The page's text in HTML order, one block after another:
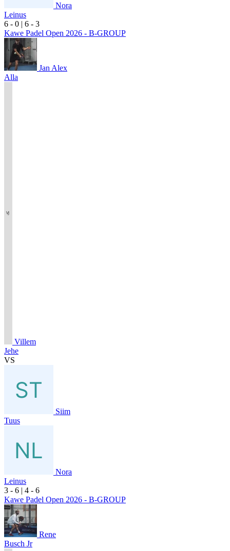
Nora
Leinus
6 - 0 | 6 - 3
Kawe Padel Open 2026 - B-GROUP
Jan Alex
Alla
Villem
Jehe
VS
Siim
Tuus
Nora
Leinus
3 - 6 | 4 - 6
Kawe Padel Open 2026 - B-GROUP
Rene
Busch Jr